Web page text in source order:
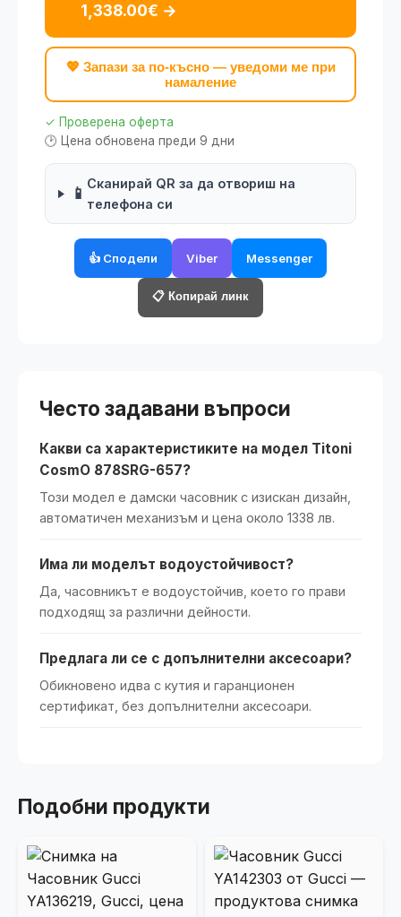
1,338.00€ →
💖 Запази за по-късно — уведоми ме при
намаление
✓ Проверена оферта
🕑 Цена обновена преди 9 дни
📱
Сканирай QR за да отвориш на
телефона си
👍 Сподели Viber Messenger
📋 Копирай линк
Често задавани въпроси
Какви са характеристиките на модел Titoni
CosmO 878SRG-657?
Този модел е дамски часовник с изискан дизайн,
автоматичен механизъм и цена около 1338 лв.
Има ли моделът водоустойчивост?
Да, часовникът е водоустойчив, което го прави
подходящ за различни дейности.
Предлага ли се с допълнителни аксесоари?
Обикновено идва с кутия и гаранционен
сертификат, без допълнителни аксесоари.
Подобни продукти